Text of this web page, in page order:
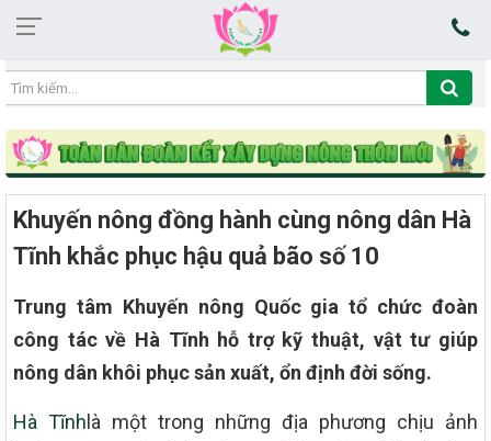
22:32:47 06/08/2026
Khuyến nông đồng hành cùng nông dân Hà
Tĩnh khắc phục hậu quả bão số 10
Trung tâm Khuyến nông Quốc gia tổ chức đoàn
công tác về Hà Tĩnh hỗ trợ kỹ thuật, vật tư giúp
nông dân khôi phục sản xuất, ổn định đời sống.
Hà Tĩnhlà một trong những địa phương chịu ảnh